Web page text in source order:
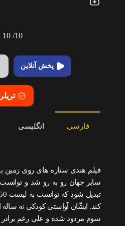
10/
10
پخش آنلاین
تریلر
فارسی انگلیسی
فیلم هندی ستاره های روی زمین با
سایر جهان رو به رو شد و
کند. ایشّان آواستی کودکی نه
سوم مردود شده و علی رغم